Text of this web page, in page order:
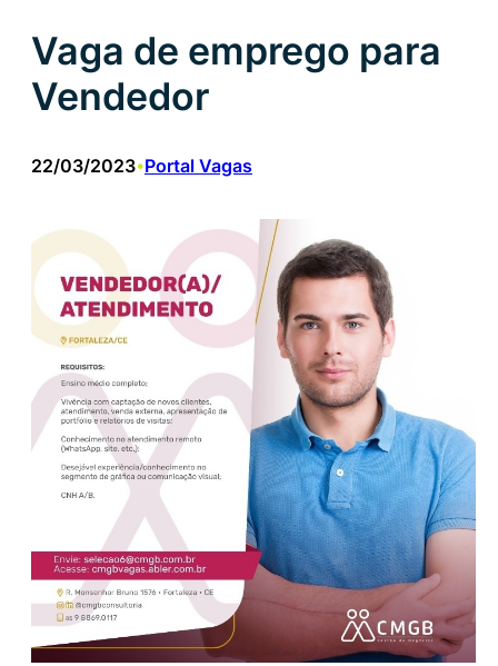
Vaga de emprego para
Vendedor
22/03/2023•Portal Vagas